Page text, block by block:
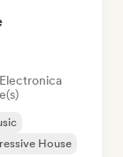
Electronica
House